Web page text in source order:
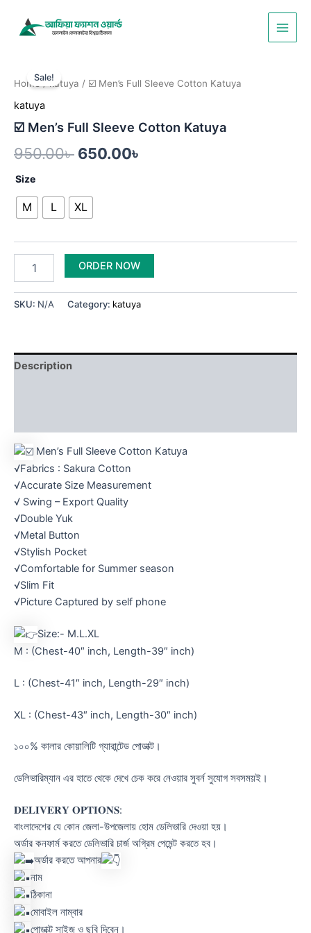
Main
Sale!
Home/katuya / ☑️ Men’s Full Sleeve Cotton Katuya
katuya
☑️ Men’s Full Sleeve Cotton Katuya
950.00৳
price
650.00৳
price
Size
M L XL
Men’s
Full
Sleeve
Katuya
ORDER NOW
SKU: N/A Category: katuya
Description
Men’s Full Sleeve Cotton Katuya
√Fabrics : Sakura Cotton
√Accurate Size Measurement
√ Swing – Export Quality
√Double Yuk
√Metal Button
√Stylish Pocket
√Comfortable for Summer season
√Slim Fit
√Picture Captured by self phone
Size:- M.L.XL
M : (Chest-40″ inch, Length-39″ inch)
L : (Chest-41″ inch, Length-29″ inch)
XL : (Chest-43″ inch, Length-30″ inch)
১০০% কালার কোয়ালিটি গ্যারান্টেড পোডাক্ট।
ডেলিভারিম্যান এর হাতে থেকে দেখে চেক করে নেওয়ার সুবর্ন সুযোগ সবসময়ই।
𝐃𝐄𝐋𝐈𝐕𝐄𝐑𝐘 𝐎𝐏𝐓𝐈𝐎𝐍𝐒:
বাংলাদেশের যে কোন জেলা-উপজেলায় হোম ডেলিভারি দেওয়া হয়।
অর্ডার কনফার্ম করতে ডেলিভারি চার্জ অগ্রিম পেমেন্ট করতে হব।
অর্ডার করতে আপনার
নাম
ঠিকানা
মোবাইল নাম্বার
পোডাক্ট সাইজ ও ছবি দিবেন।